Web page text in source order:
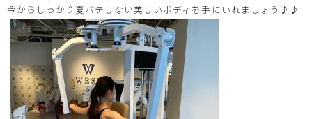
今からしっかり夏バテしない美しいボディを手にいれましょう♪♪